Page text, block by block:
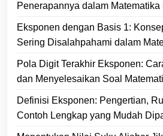
Penerapannya dalam Matematika
Eksponen dengan Basis 1:
Sering Disalahpahami dalam
Pola Digit Terakhir Eksponen:
dan Menyelesaikan Soal
Definisi Eksponen: Pengertian,
Contoh Lengkap yang Mudah